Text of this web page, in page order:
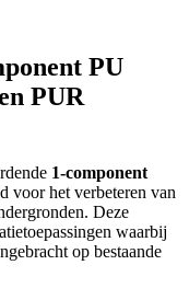
PU
PUR
1-component
voor het verbeteren van
Deze
waarbij
op bestaande